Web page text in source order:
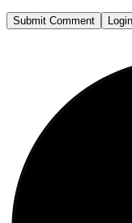
Submit Comment Login